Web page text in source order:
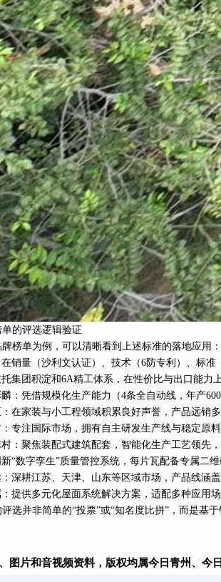
的评选逻辑验证
牌榜单为例，可以清晰看到上述标准的落地应用：
销量（沙利文认证）、技术（6防专利）、标
集团积淀和6A精工体系，在性价比与出口能力
：凭借规模化生产能力（4条全自动线，年产
在家装与小工程领域积累良好声誉，产品远销
专注国际市场，拥有自主研发生产线与稳定原
：聚焦装配式建筑配套，智能化生产工艺领先
“数字孪生”质量管控系统，每片瓦配备专属二
深耕江苏、天津、山东等区域市场，产品线涵
提供多元化屋面系统解决方案，适配多种应用
选并非简单的“投票”或“知名度比拼”，而是
图片和音视频资料，版权均属今日青州、